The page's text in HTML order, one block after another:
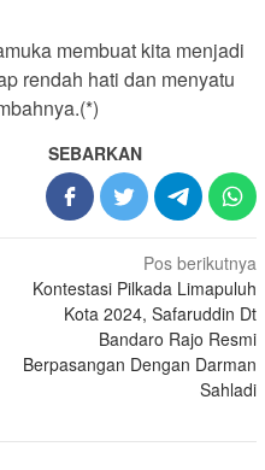
membuat kita menjadi
rendah hati dan menyatu
SEBARKAN
Pos berikutnya
Kontestasi Pilkada Limapuluh
Kota 2024, Safaruddin Dt
Bandaro Rajo Resmi
Berpasangan Dengan Darman
Sahladi